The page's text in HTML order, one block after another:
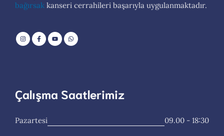
bağırsak kanseri cerrahileri başarıyla uygulanmaktadır.
Çalışma Saatlerimiz
Pazartesi 09.00 - 18:30